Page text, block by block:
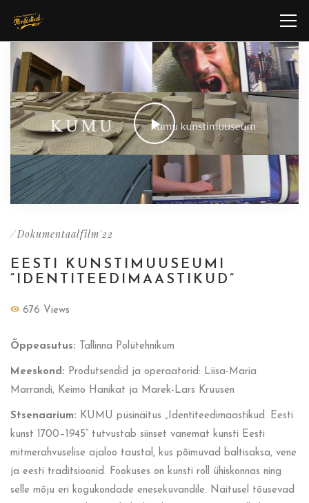
/Dokumentaalfilm'22
EESTI KUNSTIMUUSEUMI
“IDENTITEEDIMAASTIKUD”
676 Views
Õppeasutus: Tallinna Polütehnikum
Meeskond: Produtsendid ja operaatorid: Liisa-Maria
Marrandi, Keimo Hanikat ja Marek-Lars Kruusen
Stsenaarium: KUMU püsinäitus „Identiteedimaastikud. Eesti
kunst 1700–1945“ tutvustab siinset vanemat kunsti Eesti
mitmerahvuselise ajaloo taustal, kus põimuvad baltisaksa, vene
ja eesti traditsioonid. Fookuses on kunsti roll ühiskonnas ning
selle mõju eri kogukondade enesekuvandile. Näitusel tõusevad